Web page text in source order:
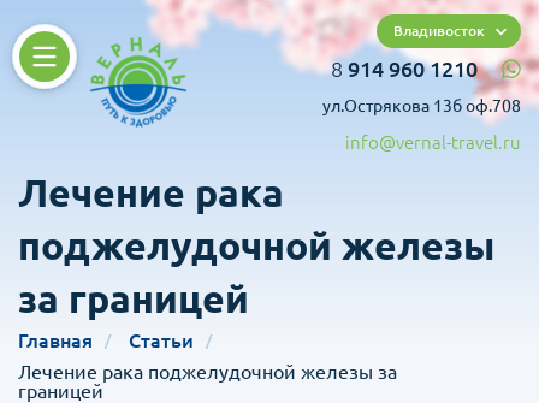
Владивосток
8 914 960 1210
ул.Острякова 13б оф.708
info@vernal-travel.ru
Лечение рака
поджелудочной железы
за границей
Главная
Статьи
Лечение рака поджелудочной железы за
границей